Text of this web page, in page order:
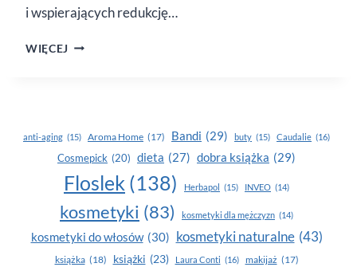
i wspierających redukcję…
WIĘCEJ NOWY
anti-aging (15) Aroma Home (17) Bandi (29) buty (15) Caudalie (16)
Cosmepick (20) dieta (27) dobra książka (29)
Floslek (138) Herbapol (15) INVEO (14)
kosmetyki (83) kosmetyki dla mężczyzn (14)
kosmetyki do włosów (30) kosmetyki naturalne (43)
książka (18) książki (23) Laura Conti (16) makijaż (17)